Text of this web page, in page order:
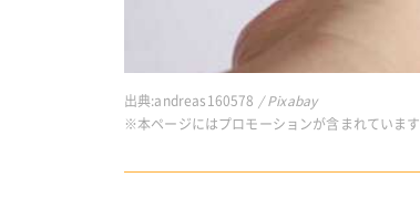
出典:andreas160578 / Pixabay
※本ページにはプロモーションが含まれています